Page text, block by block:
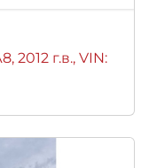
г.в., VIN: